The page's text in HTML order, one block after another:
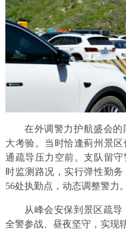
在外调警力护航盛会
大考验。当时恰逢蓟州景
通疏导压力空前。支队留
时监测路况，实行弹性勤
56处执勤点，动态调整警力。
从峰会安保到景区疏
全警参战、昼夜坚守，实现